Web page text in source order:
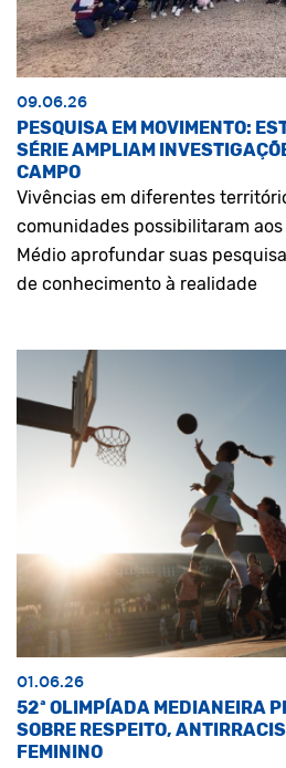
09.06.26
PESQUISA EM MOVIMENTO:
SÉRIE AMPLIAM
CAMPO
Vivências em diferentes
comunidades possibilitaram
Médio aprofundar suas
de conhecimento à realidade
01.06.26
52ª OLIMPÍADA MEDIANEIRA
SOBRE RESPEITO,
FEMININO